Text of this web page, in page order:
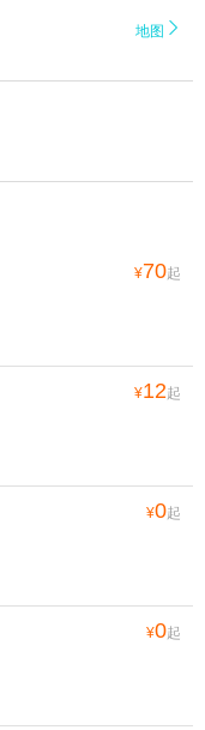
地图 
¥70起
¥12起
¥0起
¥0起